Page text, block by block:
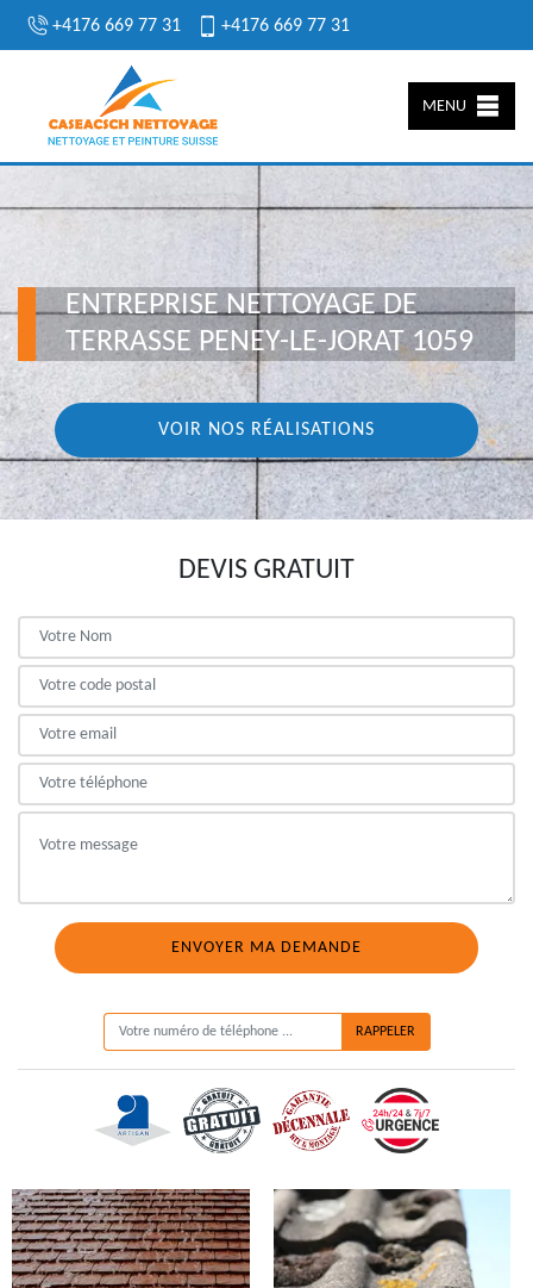
+4176 669 77 31 +4176 669 77 31
MENU
ENTREPRISE NETTOYAGE DE
TERRASSE PENEY-LE-JORAT 1059
VOIR NOS RÉALISATIONS
DEVIS GRATUIT